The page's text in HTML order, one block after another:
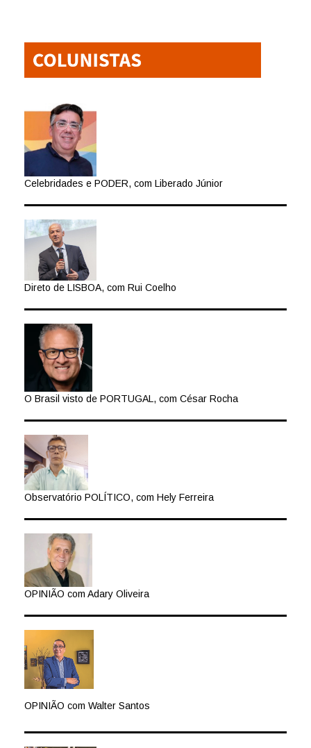
Celebridades e PODER, com Liberado Júnior
Direto de LISBOA, com Rui Coelho
O Brasil visto de PORTUGAL, com César Rocha
Observatório POLÍTICO, com Hely Ferreira
OPINIÃO com Adary Oliveira
OPINIÃO com Walter Santos